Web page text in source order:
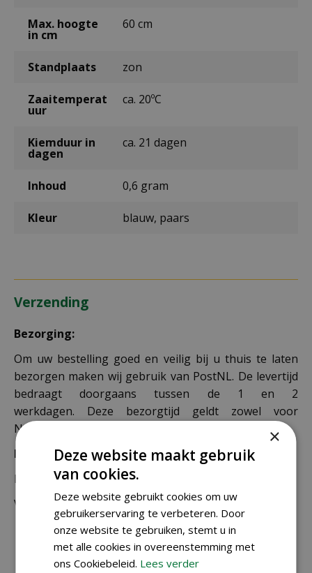
Max. hoogte
in cm
60 cm
Standplaats zon
Zaaitemperat
uur
ca. 20ºC
Kiemduur in
dagen
ca. 21 dagen
Inhoud 0,6 gram
Kleur blauw, paars
Verzending
Bezorging:
Om uw bestelling goed en veilig bij u thuis te laten
bezorgen maken wij gebruik van PostNL. De levertijd
bedraagt doorgaans tussen de 1 en 2
werkdagen. Deze bezorgtijd geldt zowel voor
Nederland als België.
Bezorgkosten Nederland:
Bestellingen van € 49,95 of meer verzenden wij gratis.
Voor een bestelling onder € 49,95 zijn er 2 tarieven:
€ 4,99 voor bestellingen onder € 49,95 van
alleen kleine zakjes / doosjes zaden die via
brievenbuspost worden verzonden.
×
Deze website maakt gebruik
van cookies.
Deze website gebruikt cookies om uw
gebruikerservaring te verbeteren. Door
onze website te gebruiken, stemt u in
met alle cookies in overeenstemming met
ons Cookiebeleid. Lees verder